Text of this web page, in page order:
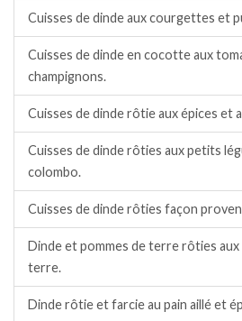
Cuisses de dinde aux courgettes et
Cuisses de dinde en cocotte aux
champignons.
Cuisses de dinde rôtie aux épices et
Cuisses de dinde rôties aux petits
colombo.
Cuisses de dinde rôties façon
Dinde et pommes de terre rôties aux
terre.
Dinde rôtie et farcie au pain aillé et